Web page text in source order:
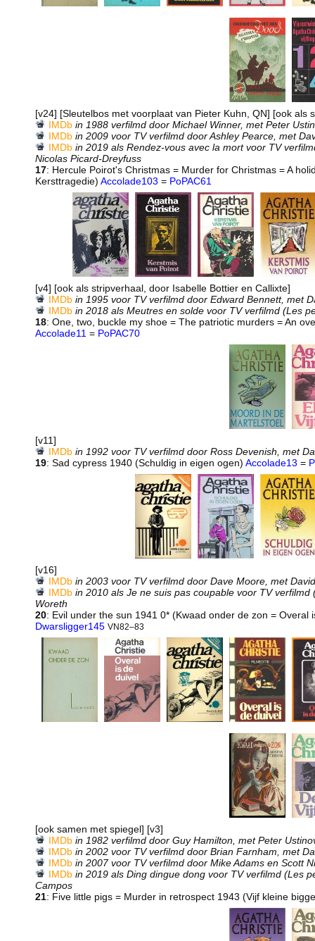
[v24] [Sleutelbos met voorplaat van Pieter Kuhn, QN] [ook
IMDb in 1988 verfilmd door Michael Winner, met Peter
IMDb in 2009 voor TV verfilmd door Ashley Pearce, met
IMDb in 2019 als Rendez-vous avec la mort voor TV
Nicolas Picard-Dreyfuss
17: Hercule Poirot's Christmas = Murder for Christmas = A
Kersttragedie) Accolade103 = PoPAC61
[v4] [ook als stripverhaal, door Isabelle Bottier en Callixte]
IMDb in 1995 voor TV verfilmd door Edward Bennett, met
IMDb in 2018 als Meutres en solde voor TV verfilmd (Les
18: One, two, buckle my shoe = The patriotic murders = An
Accolade11 = PoPAC70
[v11]
IMDb in 1992 voor TV verfilmd door Ross Devenish, met
19: Sad cypress 1940 (Schuldig in eigen ogen) Accolade13 =
[v16]
IMDb in 2003 voor TV verfilmd door Dave Moore, met
IMDb in 2010 als Je ne suis pas coupable voor TV
Woreth
20: Evil under the sun 1941 0* (Kwaad onder de zon = Overal
Dwarsligger145 VN82–83
[ook samen met spiegel] [v3]
IMDb in 1982 verfilmd door Guy Hamilton, met Peter
IMDb in 2002 voor TV verfilmd door Brian Farnham, met
IMDb in 2007 voor TV verfilmd door Mike Adams en Scott
IMDb in 2019 als Ding dingue dong voor TV verfilmd (Les
Campos
21: Five little pigs = Murder in retrospect 1943 (Vijf kleine